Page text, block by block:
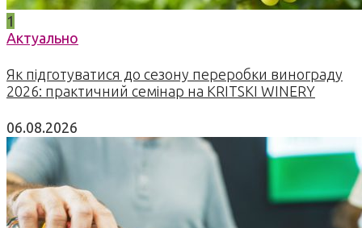
1
Актуально
Як підготуватися до сезону переробки винограду
2026: практичний семінар на KRITSKI WINERY
06.08.2026